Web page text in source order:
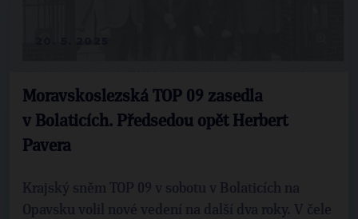
Moravskoslezská TOP 09 zasedla
v Bolaticích. Předsedou opět Herbert
Pavera
Krajský sněm TOP 09 v sobotu v Bolaticích na
Opavsku volil nové vedení na další dva roky. V čele